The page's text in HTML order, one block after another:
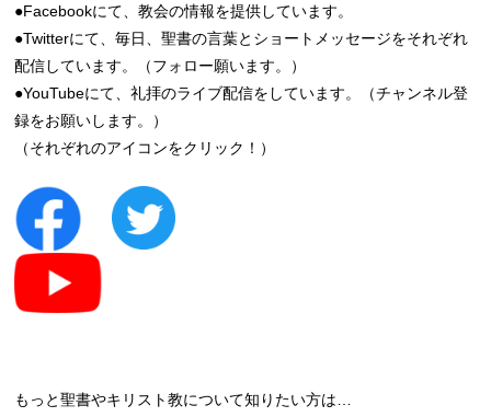
●Facebookにて、教会の情報を提供しています。
●Twitterにて、毎日、聖書の言葉とショートメッセージをそれぞれ
配信しています。（フォロー願います。）
●YouTubeにて、礼拝のライブ配信をしています。（チャンネル登
録をお願いします。）
（それぞれのアイコンをクリック！）
もっと聖書やキリスト教について知りたい方は…